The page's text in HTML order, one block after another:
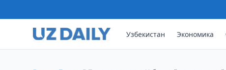
Узбекистан Экономика